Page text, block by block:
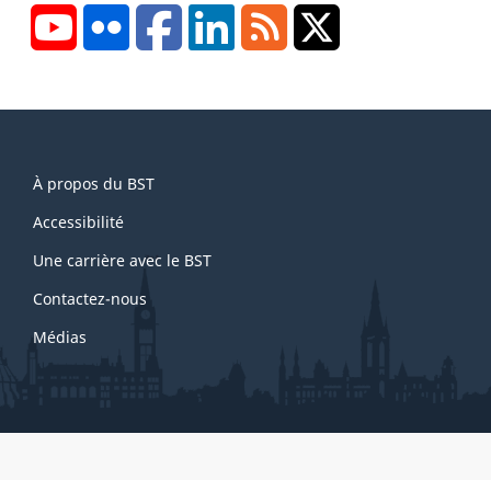
YouTubeFlickr FacebookLinkedInRSS
this
site
À propos du BST
Accessibilité
Une carrière avec le BST
Contactez-nous
Médias